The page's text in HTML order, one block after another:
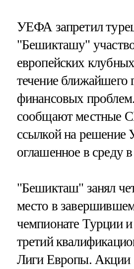
УЕФА запретил
"Бешикташу"
европейских
течение ближайшего
финансовых
сообщают местные
ссылкой на
оглашенное в среду
"Бешикташ" занял
место в
чемпионате Турции и
третий
Лиги Европы. Акции